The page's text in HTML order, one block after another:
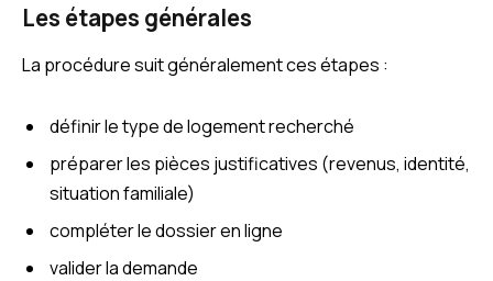
Les étapes générales
La procédure suit généralement ces étapes :
définir le type de logement recherché
préparer les pièces justificatives (revenus, identité,
situation familiale)
compléter le dossier en ligne
valider la demande